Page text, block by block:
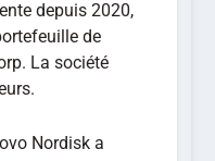
depuis 2020,
de
La société
Nordisk a